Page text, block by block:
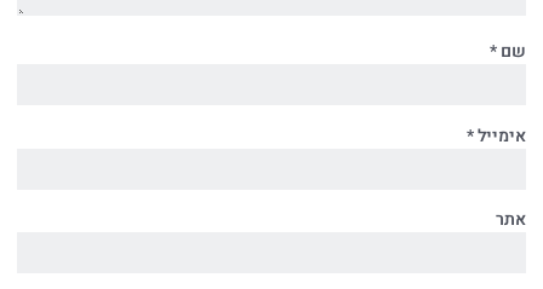
שם*
אימייל*
אתר